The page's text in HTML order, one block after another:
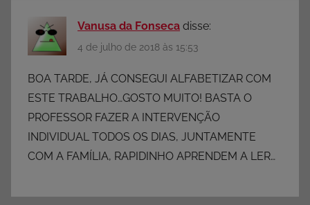
a
d
e
s
c
o
Vanusa da Fonseca disse:
4 de julho de 2018 às 15:53
BOA TARDE, JÁ CONSEGUI ALFABETIZAR COM
ESTE TRABALHO…GOSTO MUITO! BASTA O
PROFESSOR FAZER A INTERVENÇÃO
INDIVIDUAL TODOS OS DIAS, JUNTAMENTE
COM A FAMÍLIA, RAPIDINHO APRENDEM A LER…